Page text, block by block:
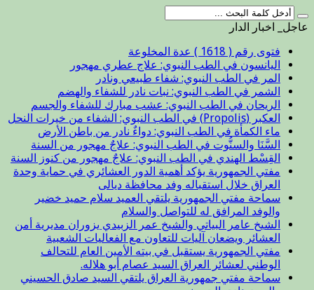
عاجل_ اخبار الدار
فتوى رقم ( 1618 ) عدة المخلوعة
اليانسون في الطب النبوي: علاج عطري مهجور
المر في الطب النبوي: شفاء طبيعي ونادر
الشمر في الطب النبوي: نبات نادر للشفاء والهضم
الريحان في الطب النبوي: عشب مبارك للشفاء والجسم
العكبر (Propolis) في الطب النبوي: الشفاء من خيرات النحل
ماء الكمأة في الطب النبوي: دواءٌ نادر من باطن الأرض
السَّنَا والسنُّوت في الطب النبوي: علاجٌ مهجور من السنة
القِسْط الهندي في الطب النبوي: علاجٌ مهجور من كنوز السنة
مفتي الجمهورية يؤكد أهمية الدور العشائري في حماية وحدة
العراق خلال استقباله وفد محافظة ديالى
سماحة مفتي الجمهورية يلتقي العميد سلام حميد خضير
والوفد المرافق له للتواصل والسلام
الشيخ عامر البياتي والشيخ عمر الزبيدي يزوران مديرية أمن
العشائر ويضعان آليات للتعاون مع الفعاليات الشعبية
مفتي الجمهورية يستقبل في بيته الأمين العام للتحالف
الوطني لعشائر العراق السيد عصام أبو هلاله.
سماحة مفتي جمهورية العراق يلتقي السيد صادق الحسيني